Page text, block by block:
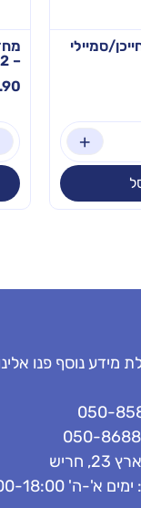
סמיילי
+
– 12 יח'
מידע נוסף פנו
חריש
ה' 9:00-18:00